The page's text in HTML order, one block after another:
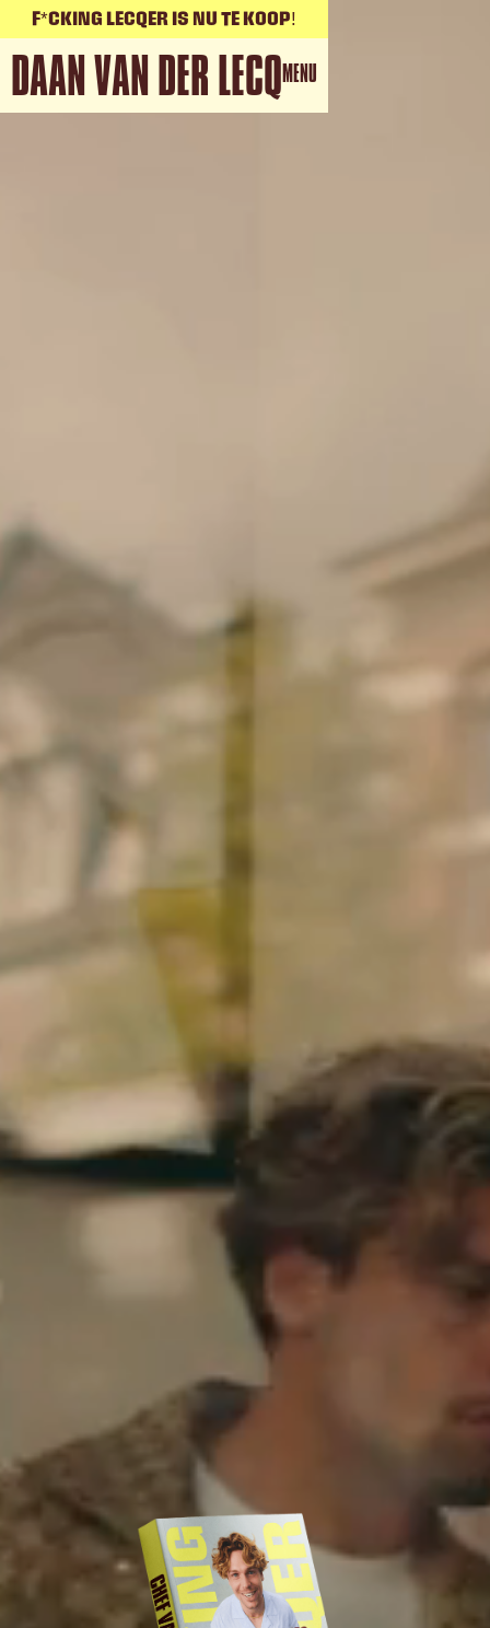
F*CKING LECQER IS NU TE KOOP!
DAAN VAN DER LECQMENU